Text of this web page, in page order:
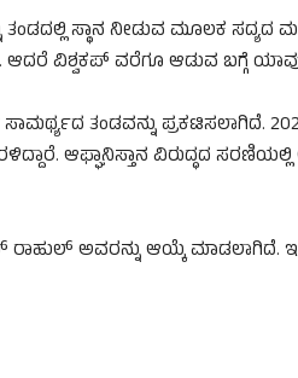
ಸ್ಥಾನ ನೀಡುವ ಮೂಲಕ ಸದ್ಯದ
ಆದರೆ ವಿಶ್ವಕಪ್ ವರೆಗೂ ಆಡುವ ಬಗ್ಗೆ
ತಂಡವನ್ನು ಪ್ರಕಟಿಸಲಾಗಿದೆ.
ಆಫ್ಘಾನಿಸ್ತಾನ ವಿರುದ್ಧದ
ಅವರನ್ನು ಆಯ್ಕೆ ಮಾಡಲಾಗಿದೆ.